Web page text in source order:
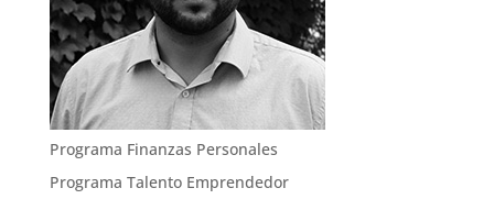
Programa Finanzas Personales
Programa Talento Emprendedor